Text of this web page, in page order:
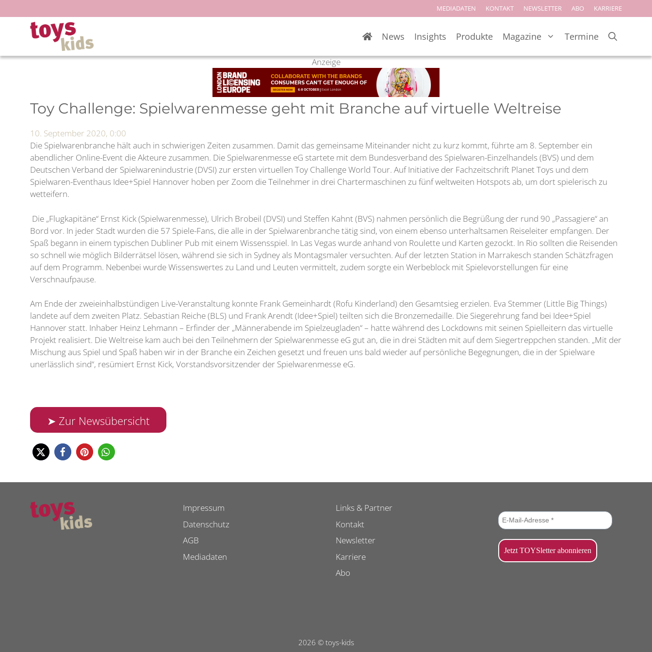
Inhalt
springen
MEDIADATEN KONTAKT NEWSLETTER ABO KARRIERE
News Insights Produkte Magazine Termine
Anzeige
Toy Challenge: Spielwarenmesse geht mit Branche auf virtuelle Weltreise
10. September 2020, 0:00
Die Spielwarenbranche hält auch in schwierigen Zeiten zusammen. Damit das gemeinsame Miteinander nicht zu kurz kommt, führte am 8. September ein
abendlicher Online-Event die Akteure zusammen. Die Spielwarenmesse eG startete mit dem Bundesverband des Spielwaren-Einzelhandels (BVS) und dem
Deutschen Verband der Spielwarenindustrie (DVSI) zur ersten virtuellen Toy Challenge World Tour. Auf Initiative der Fachzeitschrift Planet Toys und dem
Spielwaren-Eventhaus Idee+Spiel Hannover hoben per Zoom die Teilnehmer in drei Chartermaschinen zu fünf weltweiten Hotspots ab, um dort spielerisch zu
wetteifern.
Die „Flugkapitäne“ Ernst Kick (Spielwarenmesse), Ulrich Brobeil (DVSI) und Steffen Kahnt (BVS) nahmen persönlich die Begrüßung der rund 90 „Passagiere“ an
Bord vor. In jeder Stadt wurden die 57 Spiele-Fans, die alle in der Spielwarenbranche tätig sind, von einem ebenso unterhaltsamen Reiseleiter empfangen. Der
Spaß begann in einem typischen Dubliner Pub mit einem Wissensspiel. In Las Vegas wurde anhand von Roulette und Karten gezockt. In Rio sollten die Reisenden
so schnell wie möglich Bilderrätsel lösen, während sie sich in Sydney als Montagsmaler versuchten. Auf der letzten Station in Marrakesch standen Schätzfragen
auf dem Programm. Nebenbei wurde Wissenswertes zu Land und Leuten vermittelt, zudem sorgte ein Werbeblock mit Spielevorstellungen für eine
Verschnaufpause.
Am Ende der zweieinhalbstündigen Live-Veranstaltung konnte Frank Gemeinhardt (Rofu Kinderland) den Gesamtsieg erzielen. Eva Stemmer (Little Big Things)
landete auf dem zweiten Platz. Sebastian Reiche (BLS) und Frank Arendt (Idee+Spiel) teilten sich die Bronzemedaille. Die Siegerehrung fand bei Idee+Spiel
Hannover statt. Inhaber Heinz Lehmann – Erfinder der „Männerabende im Spielzeugladen“ – hatte während des Lockdowns mit seinen Spielleitern das virtuelle
Projekt realisiert. Die Weltreise kam auch bei den Teilnehmern der Spielwarenmesse eG gut an, die in drei Städten mit auf dem Siegertreppchen standen. „Mit der
Mischung aus Spiel und Spaß haben wir in der Branche ein Zeichen gesetzt und freuen uns bald wieder auf persönliche Begegnungen, die in der Spielware
unerlässlich sind“, resümiert Ernst Kick, Vorstandsvorsitzender der Spielwarenmesse eG.
➤ Zur Newsübersicht
Impressum
Datenschutz
AGB
Mediadaten
Links & Partner
Kontakt
Newsletter
Karriere
Abo
2026 © toys-kids